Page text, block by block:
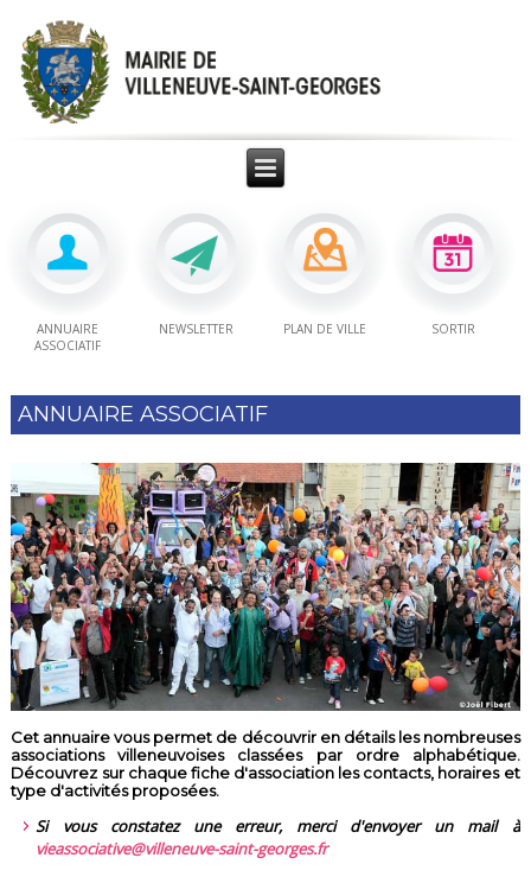
ANNUAIRE
ASSOCIATIF
NEWSLETTER PLAN DE VILLE SORTIR
ANNUAIRE ASSOCIATIF
Cet annuaire vous permet de découvrir en détails les nombreuses
associations villeneuvoises classées par ordre alphabétique.
Découvrez sur chaque fiche d'association les contacts, horaires et
type d'activités proposées.
Si vous constatez une erreur, merci d'envoyer un mail à
vieassociative@villeneuve-saint-georges.fr